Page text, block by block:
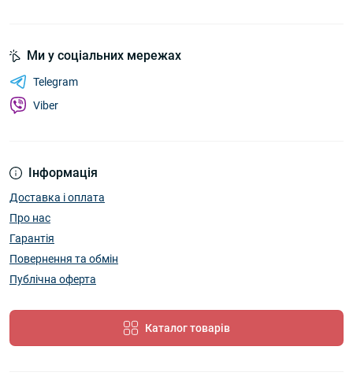
Інформація
Доставка і оплата
Про нас
Гарантія
Повернення та обмін
Публічна оферта
Каталог товарів
Ми у соціальних мережах
Telegram
Viber